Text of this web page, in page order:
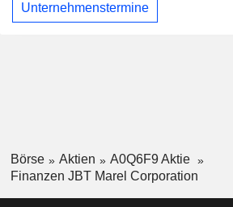
Unternehmenstermine
Börse Aktien
A0Q6F9 Aktie
Finanzen JBT Marel Corporation